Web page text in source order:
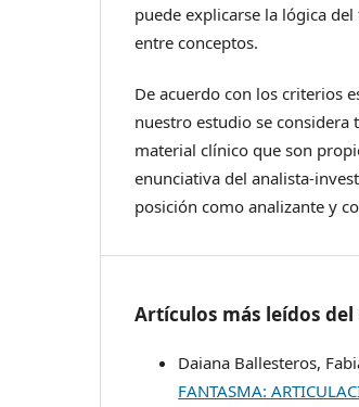
puede explicarse la lógica
entre conceptos.
De acuerdo con los criterios
nuestro estudio se considera
material clínico que son
enunciativa del analista-
posición como analizante y
Artículos más leídos
Daiana Ballesteros,
FANTASMA: